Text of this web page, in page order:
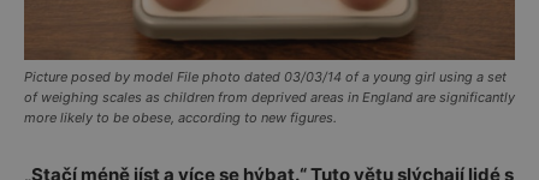
Picture posed by model File photo dated 03/03/14 of a young girl using a set
of weighing scales as children from deprived areas in England are significantly
more likely to be obese, according to new figures.
„Stačí méně jíst a více se hýbat.“ Tuto větu slýchají lidé s